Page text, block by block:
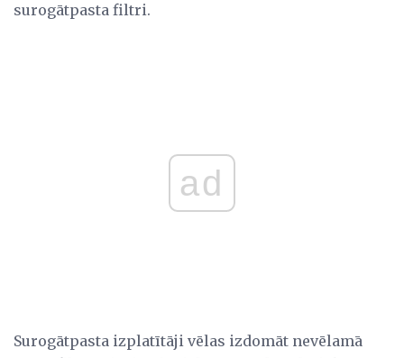
surogātpasta filtri.
ad
Surogātpasta izplatītāji vēlas izdomāt nevēlamā